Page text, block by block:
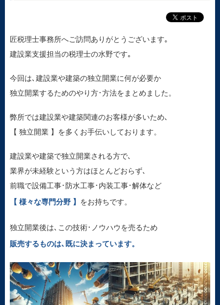
匠税理士事務所へご訪問ありがとうございます｡
建設業支援担当の税理士の水野です｡
今回は､建設業や建築の独立開業に何が必要か
独立開業するためのやり方･方法をまとめました。
弊所では建設業や建築関連のお客様が多いため､
【 独立開業 】を多くお手伝いしております。
建設業や建築で独立開業される方で､
業界が未経験という方はほとんどおらず､
前職で設備工事･防水工事･内装工事･解体など
【 様々な専門分野 】
をお持ちです。
独立開業後は､この技術･ノウハウを売るため
販売するものは､既に決まっています。